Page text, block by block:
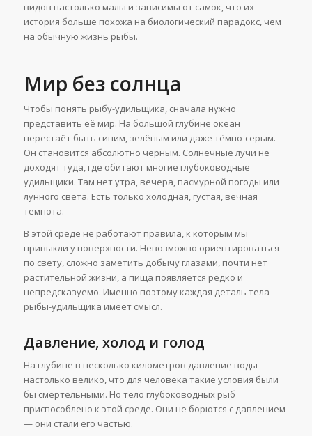
видов настолько малы и зависимы от самок, что их
история больше похожа на биологический парадокс, чем
на обычную жизнь рыбы.
Мир без солнца
Чтобы понять рыбу-удильщика, сначала нужно
представить её мир. На большой глубине океан
перестаёт быть синим, зелёным или даже тёмно-серым.
Он становится абсолютно чёрным. Солнечные лучи не
доходят туда, где обитают многие глубоководные
удильщики. Там нет утра, вечера, пасмурной погоды или
лунного света. Есть только холодная, густая, вечная
темнота.
В этой среде не работают правила, к которым мы
привыкли у поверхности. Невозможно ориентироваться
по свету, сложно заметить добычу глазами, почти нет
растительной жизни, а пища появляется редко и
непредсказуемо. Именно поэтому каждая деталь тела
рыбы-удильщика имеет смысл.
Давление, холод и голод
На глубине в несколько километров давление воды
настолько велико, что для человека такие условия были
бы смертельными. Но тело глубоководных рыб
приспособлено к этой среде. Они не борются с давлением
— они стали его частью.